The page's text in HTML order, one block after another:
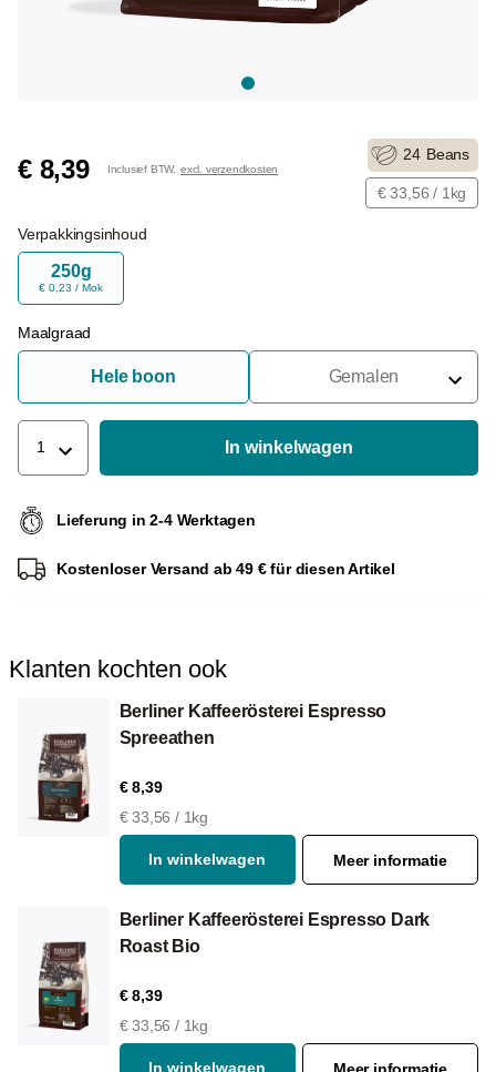
€ 8,39 Inclusief BTW. excl. verzendkosten
24 Beans
€ 33,56 / 1kg
Verpakkingsinhoud
250g
€ 0,23 / Mok
Maalgraad
Hele boon Gemalen
Voor Portafilter
1 In winkelwagen
Lieferung in 2-4 Werktagen
Kostenloser Versand ab 49 € für diesen Artikel
Klanten kochten ook
Berliner Kaffeerösterei Espresso
Spreeathen
€ 8,39
€ 33,56 / 1kg
In winkelwagen Meer informatie
Berliner Kaffeerösterei Espresso Dark
Roast Bio
€ 8,39
€ 33,56 / 1kg
In winkelwagen Meer informatie